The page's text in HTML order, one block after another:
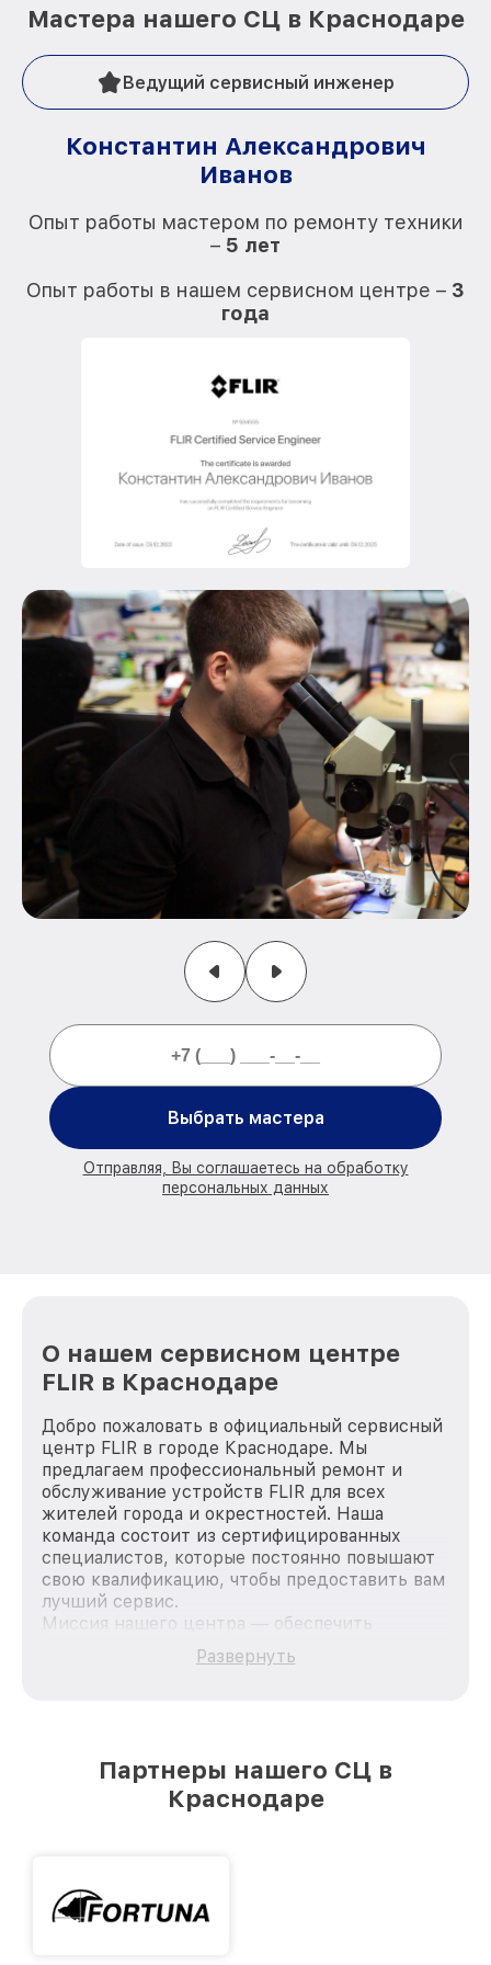
Мастера нашего СЦ в Краснодаре
Ведущий сервисный инженер
Константин Александрович
Иванов
Опыт работы мастером по ремонту техники
– 5 лет
Опыт работы в нашем сервисном центре – 3
года
Выбрать мастера
Отправляя, Вы соглашаетесь на обработку
персональных данных
О нашем сервисном центре
FLIR в Краснодаре
Добро пожаловать в официальный сервисный
центр FLIR в городе Краснодаре. Мы
предлагаем профессиональный ремонт и
обслуживание устройств FLIR для всех
жителей города и окрестностей. Наша
команда состоит из сертифицированных
специалистов, которые постоянно повышают
свою квалификацию, чтобы предоставить вам
лучший сервис.
Миссия нашего центра — обеспечить
качественный и доступный ремонт для
каждого пользователя продукции FLIR, вне
лучшим сервисным центром FLIR в городе
Краснодаре, постоянно повышая уровень
Развернуть
Партнеры нашего СЦ в
Краснодаре